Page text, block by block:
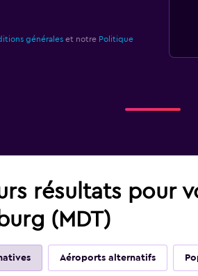
généraleset notre Politique
résultats pour
(MDT)
Aéroports alternatifs